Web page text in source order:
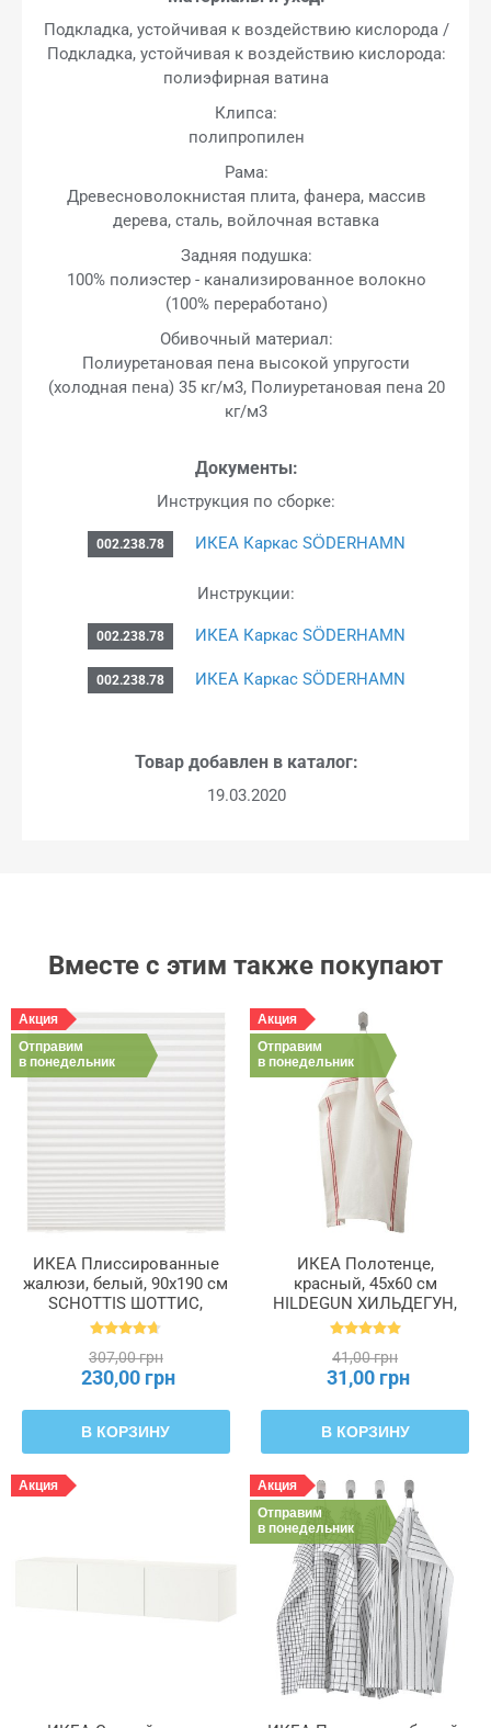
Подкладка, устойчивая к воздействию кислорода /
Подкладка, устойчивая к воздействию кислорода:
полиэфирная ватина
Клипса:
полипропилен
Рама:
Древесноволокнистая плита, фанера, массив
дерева, сталь, войлочная вставка
Задняя подушка:
100% полиэстер - канализированное волокно
(100% переработано)
Обивочный материал:
Полиуретановая пена высокой упругости
(холодная пена) 35 кг/м3, Полиуретановая пена 20
кг/м3
Документы:
Инструкция по сборке:
002.238.78 ИКЕА Каркас SÖDERHAMN
Инструкции:
002.238.78 ИКЕА Каркас SÖDERHAMN
002.238.78 ИКЕА Каркас SÖDERHAMN
Товар добавлен в каталог:
19.03.2020
Вместе с этим также покупают
Акция
Отправим
в понедельник
ИКЕА Плиссированные
жалюзи, белый, 90x190 см
SCHOTTIS ШОТТИС,
202.422.82
307,00 грн
230,00 грн
В КОРЗИНУ
Акция
Отправим
в понедельник
ИКЕА Полотенце,
красный, 45x60 см
HILDEGUN ХИЛЬДЕГУН,
004.840.07
41,00 грн
31,00 грн
В КОРЗИНУ
Акция
Акция
Отправим
в понедельник